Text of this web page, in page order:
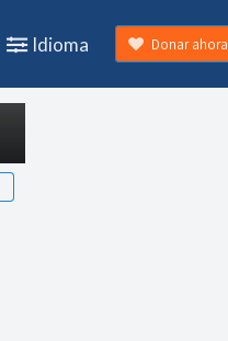
Idioma Donar ahora